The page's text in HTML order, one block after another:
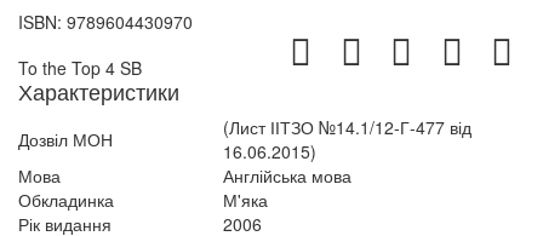
ISBN: 9789604430970
To the Top 4 SB
Характеристики
Дозвіл МОН
(Лист ІІТЗО №14.1/12-Г-477 від
16.06.2015)
Мова
Англійська мова
Обкладинка
М'яка
Рік видання
2006